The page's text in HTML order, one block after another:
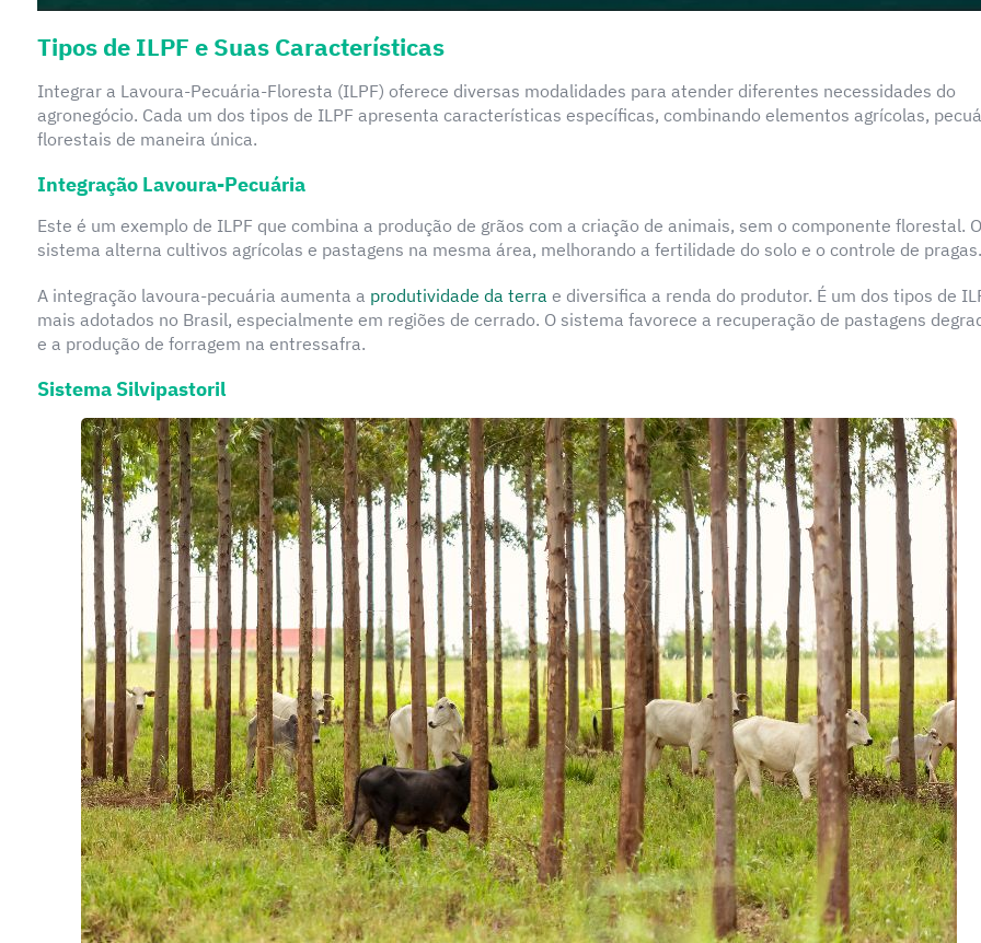
Tipos de ILPF e Suas Características
Integrar a Lavoura-Pecuária-Floresta (ILPF) oferece diversas modalidades para atender diferentes necessidades do
agronegócio. Cada um dos tipos de ILPF apresenta características específicas, combinando elementos agrícolas,
florestais de maneira única.
Integração Lavoura-Pecuária
Este é um exemplo de ILPF que combina a produção de grãos com a criação de animais, sem o componente florestal. O
sistema alterna cultivos agrícolas e pastagens na mesma área, melhorando a fertilidade do solo e o controle de pragas.
A integração lavoura-pecuária aumenta a produtividade da terra e diversifica a renda do produtor. É um dos tipos de
mais adotados no Brasil, especialmente em regiões de cerrado. O sistema favorece a recuperação de pastagens
e a produção de forragem na entressafra.
Sistema Silvipastoril